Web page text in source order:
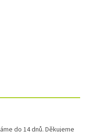
do 14 dnů. Děkujeme